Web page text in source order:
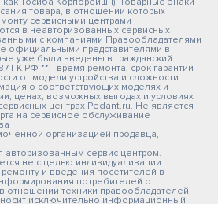
товара, в отношении которых
сервисными центрами
в неавторизованных сервисных
с компаниями Правообладателями
официальными представителями в
уже были введены в гражданский
ГК РФ ** - время ремонта, срок гарантии
от модели устройства и сложности
о соответствующих моделях и
ценах, возможных выгодах и условиях
центрах Pedant.ru. Не является
на сервисное обслуживание
организацией продавца,
сервис центром.
не с целью индивидуализации
и введения посетителей в
потребителей о
отношении техники правообладателей.
исключительно информационный